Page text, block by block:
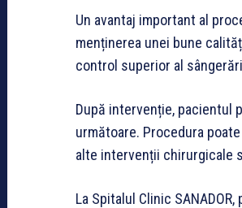
Un avantaj important al
menținerea unei bune
control superior al
După intervenție, pacientul
următoare. Procedura
alte intervenții chirurgicale
La Spitalul Clinic